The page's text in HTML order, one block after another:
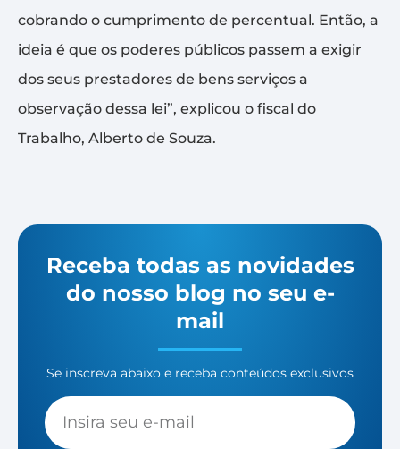
cobrando o cumprimento de percentual. Então, a
ideia é que os poderes públicos passem a exigir
dos seus prestadores de bens serviços a
observação dessa lei”, explicou o fiscal do
Trabalho, Alberto de Souza.
Receba todas as novidades
do nosso blog no seu e-
mail
Se inscreva abaixo e receba conteúdos exclusivos